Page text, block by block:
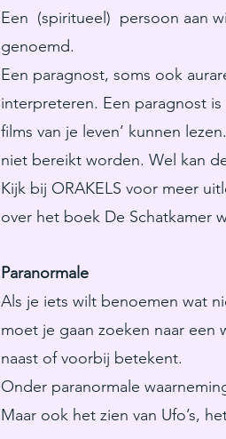
Een (spiritueel) persoon aan
genoemd.
Een paragnost, soms ook
interpreteren. Een paragnost
films van je leven’ kunnen
niet bereikt worden. Wel kan
Kijk bij ORAKELS voor meer
over het boek De Schatkamer
Paranormale
Als je iets wilt benoemen wat
moet je gaan zoeken naar
naast of voorbij betekent.
Onder paranormale
Maar ook het zien van Ufo’s,